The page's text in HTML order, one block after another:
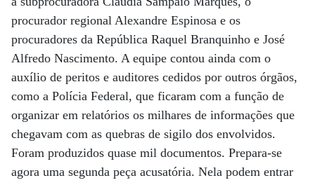
procurador regional Alexandre Espinosa e os
procuradores da República Raquel Branquinho e José
Alfredo Nascimento. A equipe contou ainda com o
auxílio de peritos e auditores cedidos por outros órgãos,
como a Polícia Federal, que ficaram com a função de
organizar em relatórios os milhares de informações que
chegavam com as quebras de sigilo dos envolvidos.
Foram produzidos quase mil documentos. Prepara-se
agora uma segunda peça acusatória. Nela podem entrar